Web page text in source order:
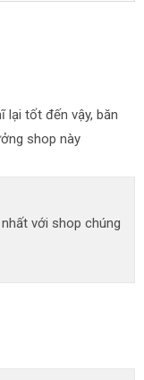
lại tốt đến vậy, băn
shop này
với shop chúng